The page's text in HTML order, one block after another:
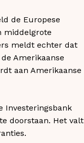
de Europese
middelgrote
meldt echter dat
Amerikaanse
aan Amerikaanse
Investeringsbank
doorstaan. Het valt